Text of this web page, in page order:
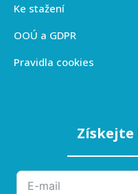
Ke stažení
OOÚ a GDPR
Pravidla cookies
Získejte